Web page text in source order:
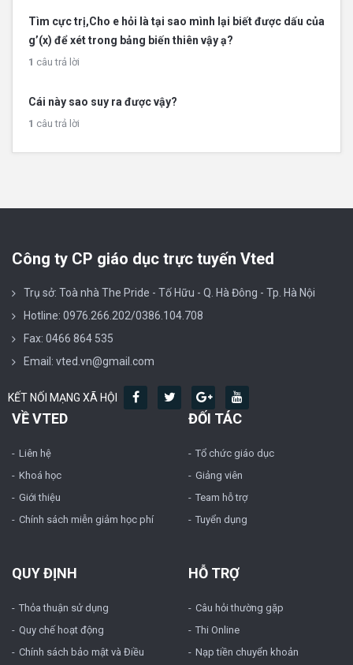
Tìm cực trị,Cho e hỏi là tại sao mình lại biết được dấu của
g’(x) để xét trong bảng biến thiên vậy ạ?
1 câu trả lời
Cái này sao suy ra được vậy?
1 câu trả lời
Công ty CP giáo dục trực tuyến Vted
Trụ sở: Toà nhà The Pride - Tố Hữu - Q. Hà Đông - Tp. Hà Nội
Hotline: 0976.266.202/0386.104.708
Fax: 0466 864 535
Email: vted.vn@gmail.com
KẾT NỐI MẠNG XÃ HỘI
VỀ VTED
Liên hệ
Khoá học
Giới thiệu
Chính sách miễn giảm học phí
ĐỐI TÁC
Tổ chức giáo dục
Giảng viên
Team hỗ trợ
Tuyển dụng
QUY ĐỊNH
Thỏa thuận sử dụng
Quy chế hoạt động
Chính sách bảo mật và Điều
HỖ TRỢ
Câu hỏi thường gặp
Thi Online
Nạp tiền chuyển khoản